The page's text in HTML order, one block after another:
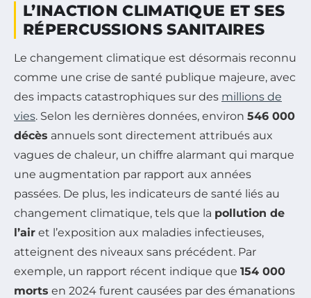
L’INACTION CLIMATIQUE ET SES
RÉPERCUSSIONS SANITAIRES
Le changement climatique est désormais reconnu
comme une crise de santé publique majeure, avec
des impacts catastrophiques sur des millions de
vies. Selon les dernières données, environ 546 000
décès annuels sont directement attribués aux
vagues de chaleur, un chiffre alarmant qui marque
une augmentation par rapport aux années
passées. De plus, les indicateurs de santé liés au
changement climatique, tels que la pollution de
l’air et l’exposition aux maladies infectieuses,
atteignent des niveaux sans précédent. Par
exemple, un rapport récent indique que 154 000
morts en 2024 furent causées par des émanations